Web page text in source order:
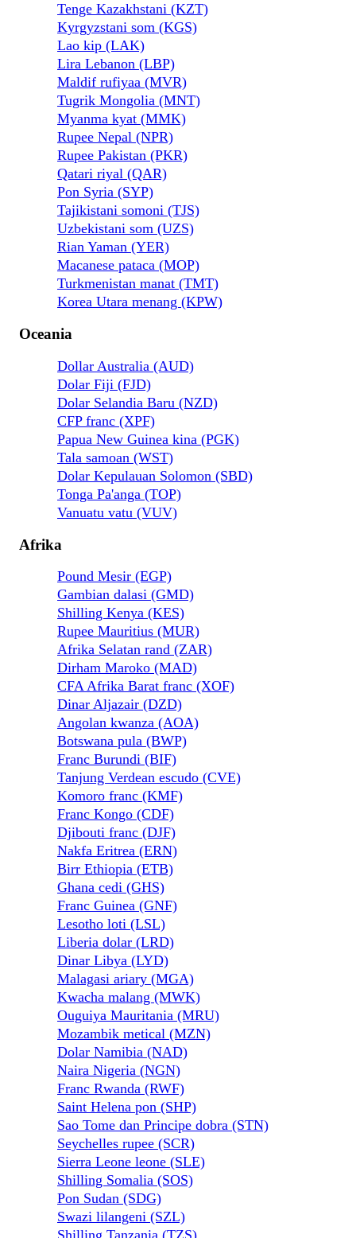
Tenge Kazakhstani (KZT)
Kyrgyzstani som (KGS)
Lao kip (LAK)
Lira Lebanon (LBP)
Maldif rufiyaa (MVR)
Tugrik Mongolia (MNT)
Myanma kyat (MMK)
Rupee Nepal (NPR)
Rupee Pakistan (PKR)
Qatari riyal (QAR)
Pon Syria (SYP)
Tajikistani somoni (TJS)
Uzbekistani som (UZS)
Rian Yaman (YER)
Macanese pataca (MOP)
Turkmenistan manat (TMT)
Korea Utara menang (KPW)
Oceania
Dollar Australia (AUD)
Dolar Fiji (FJD)
Dolar Selandia Baru (NZD)
CFP franc (XPF)
Papua New Guinea kina (PGK)
Tala samoan (WST)
Dolar Kepulauan Solomon (SBD)
Tonga Pa'anga (TOP)
Vanuatu vatu (VUV)
Afrika
Pound Mesir (EGP)
Gambian dalasi (GMD)
Shilling Kenya (KES)
Rupee Mauritius (MUR)
Afrika Selatan rand (ZAR)
Dirham Maroko (MAD)
CFA Afrika Barat franc (XOF)
Dinar Aljazair (DZD)
Angolan kwanza (AOA)
Botswana pula (BWP)
Franc Burundi (BIF)
Tanjung Verdean escudo (CVE)
Komoro franc (KMF)
Franc Kongo (CDF)
Djibouti franc (DJF)
Nakfa Eritrea (ERN)
Birr Ethiopia (ETB)
Ghana cedi (GHS)
Franc Guinea (GNF)
Lesotho loti (LSL)
Liberia dolar (LRD)
Dinar Libya (LYD)
Malagasi ariary (MGA)
Kwacha malang (MWK)
Ouguiya Mauritania (MRU)
Mozambik metical (MZN)
Dolar Namibia (NAD)
Naira Nigeria (NGN)
Franc Rwanda (RWF)
Saint Helena pon (SHP)
Sao Tome dan Principe dobra (STN)
Seychelles rupee (SCR)
Sierra Leone leone (SLE)
Shilling Somalia (SOS)
Pon Sudan (SDG)
Swazi lilangeni (SZL)